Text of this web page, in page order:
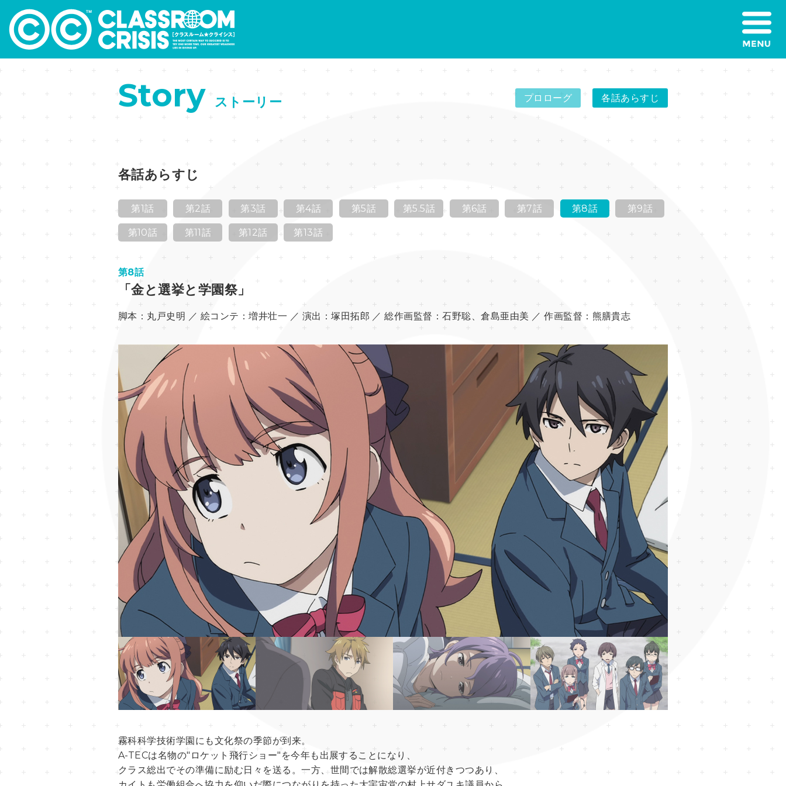
Story ストーリー プロローグ 各話あらすじ
各話あらすじ
第1話 第2話 第3話 第4話 第5話 第5.5話 第6話 第7話 第8話 第9話
第10話 第11話 第12話 第13話
第8話
「金と選挙と学園祭」
脚本： 丸戸史明 ／ 絵コンテ：増井壮一 ／ 演出：塚田拓郎 ／総作画監督：石野聡、倉島亜由美 ／作画監督： 熊膳貴志
霧科科学技術学園にも文化祭の季節が到来。
A-TECは名物の"ロケット飛行ショー"を今年も出展することになり、
クラス総出でその準備に励む日々を送る。一方、世間では解散総選挙が近付きつつあり、